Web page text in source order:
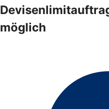
möglich